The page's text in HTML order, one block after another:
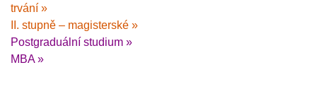
trvání »
II. stupně – magisterské »
Postgraduální studium »
MBA »